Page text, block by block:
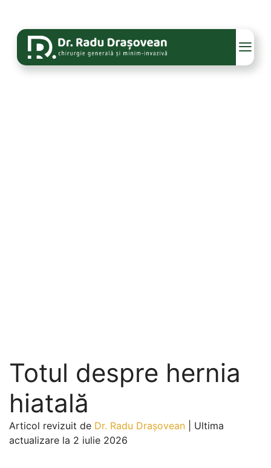
Totul despre hernia
hiatală
Articol revizuit de Dr. Radu Drașovean
Ultima
actualizare la 2 iulie 2026